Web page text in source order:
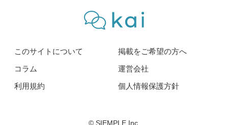
このサイトについて
掲載をご希望の方へ
コラム
運営会社
利用規約
個人情報保護方針
© SIEMPLE Inc.